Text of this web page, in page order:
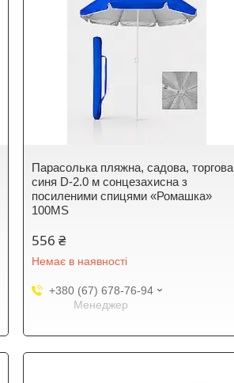
Парасолька пляжна, садова, торгова
синя D-2.0 м сонцезахисна з
посиленими спицями «Ромашка»
100MS
556 ₴
Немає в наявності
+380 (67) 678-76-94
Менеджер